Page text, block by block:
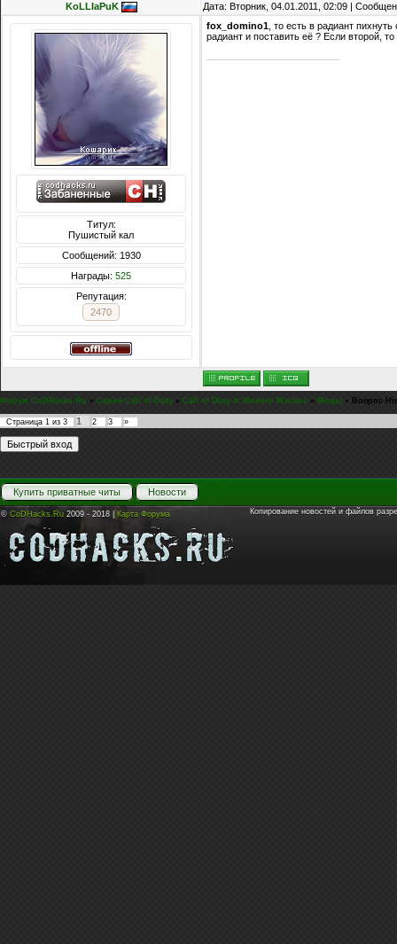
KoLLIaPuK Дата: Вторник, 04.01.2011, 02:09 |
Титул:
Пушистый кал
Сообщений: 1930
Награды: 525
Репутация:
2470
fox_domino1 , то есть в радиант
радиант и поставить её ? Если второй,
Форум CoDHacks.Ru » Серия Call of Duty » Call of Duty 4: Modern Warfare » Моды » Вопрос
Страница 1 из 3 1 2 3 »
Купить приватные читы Новости
© CoDHacks.Ru 2009 - 2018 | Карта Форума Копирование новостей и файлов